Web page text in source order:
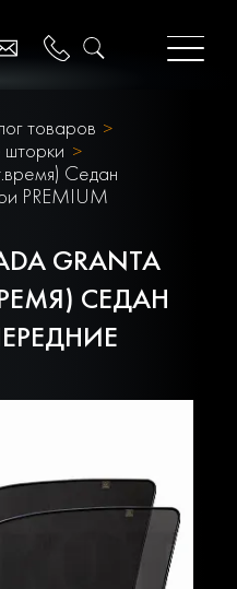
товаров
Седан
PREMIUM
GRANTA
СЕДАН